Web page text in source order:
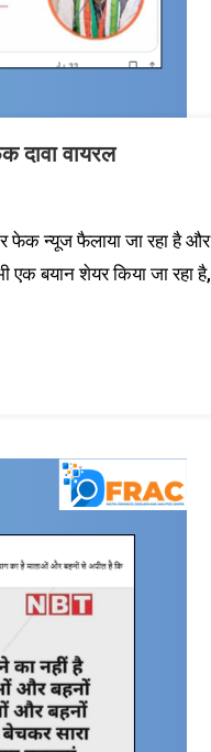
दावा वायरल
फेक न्यूज फैलाया जा रहा है और
एक बयान शेयर किया जा रहा है,